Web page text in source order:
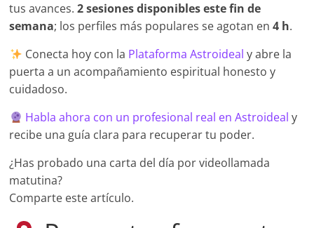
tus avances.2 sesiones disponibles este fin de
semana; los perfiles más populares se agotan en4 h.
Conecta hoy con la Plataforma Astroideal y abre la
puerta a un acompañamiento espiritual honesto y
cuidadoso.
Habla ahora con un profesional real en Astroideal y
recibe una guía clara para recuperar tu poder.
¿Has probado una carta del día por videollamada
matutina?
Comparte este artículo.